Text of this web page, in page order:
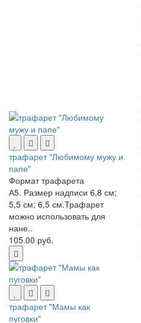
трафарет "Любимому мужу и
папе"
Формат трафарета
А5. Размер надписи 6,8 см;
5,5 см; 6,5 см.Трафарет
можно использовать для
нане..
105.00 руб.
трафарет "Мамы как
пуговки"